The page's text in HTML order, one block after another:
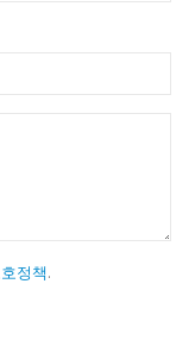
정책.